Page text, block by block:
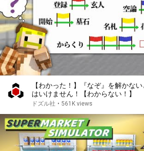
【わかった！】『なぞ』を解かな
はいけません！【わからない！】
ドズル社 • 561K views